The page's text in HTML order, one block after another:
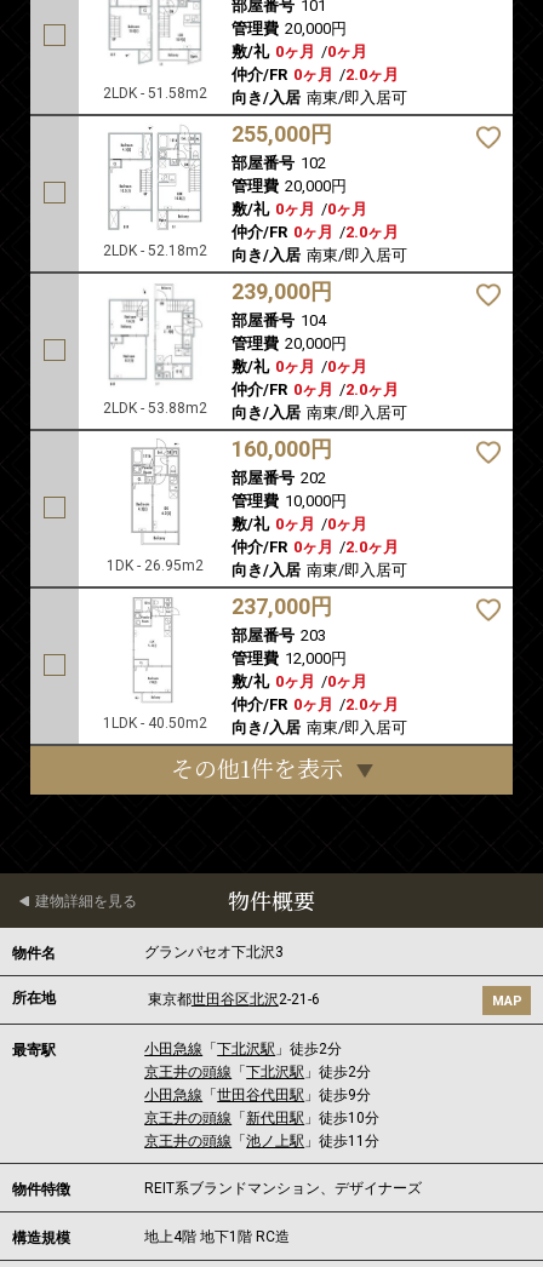
2LDK - 51.58m2
部屋番号 101
管理費 20,000円
敷/礼 0ヶ月 /0ヶ月
仲介/FR 0ヶ月 /2.0ヶ月
向き/入居 南東/即入居可
2LDK - 52.18m2
255,000円
部屋番号 102
管理費 20,000円
敷/礼 0ヶ月 /0ヶ月
仲介/FR 0ヶ月 /2.0ヶ月
向き/入居 南東/即入居可
2LDK - 53.88m2
239,000円
部屋番号 104
管理費 20,000円
敷/礼 0ヶ月 /0ヶ月
仲介/FR 0ヶ月 /2.0ヶ月
向き/入居 南東/即入居可
1DK - 26.95m2
160,000円
部屋番号 202
管理費 10,000円
敷/礼 0ヶ月 /0ヶ月
仲介/FR 0ヶ月 /2.0ヶ月
向き/入居 南東/即入居可
1LDK - 40.50m2
237,000円
部屋番号 203
管理費 12,000円
敷/礼 0ヶ月 /0ヶ月
仲介/FR 0ヶ月 /2.0ヶ月
向き/入居 南東/即入居可
その他1件を表示
物件概要
建物詳細を見る
物件名 グランパセオ下北沢3
所在地 東京都世田谷区北沢2-21-6 MAP
最寄駅 小田急線 「下北沢駅 」徒歩2分
京王井の頭線 「下北沢駅 」徒歩2分
小田急線 「世田谷代田駅 」徒歩9分
京王井の頭線 「新代田駅 」徒歩10分
京王井の頭線 「池ノ上駅 」徒歩11分
物件特徴 REIT系ブランドマンション、デザイナーズ
構造規模 地上4階 地下1階 RC造